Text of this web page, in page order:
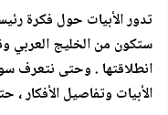
تدور الأبيات حول فكرة
ستكون من الخليج العربي
انطلاقتها . وحتى نتعرف
الأبيات وتفاصيل الأفكار